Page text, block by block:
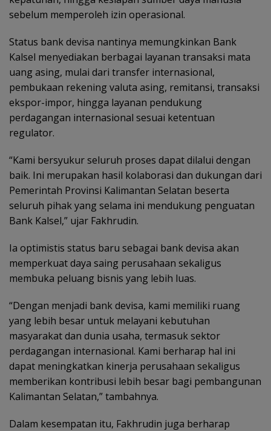
sebelum memperoleh izin operasional.
Status bank devisa nantinya memungkinkan Bank
Kalsel menyediakan berbagai layanan transaksi mata
uang asing, mulai dari transfer internasional,
pembukaan rekening valuta asing, remitansi, transaksi
ekspor-impor, hingga layanan pendukung
perdagangan internasional sesuai ketentuan
regulator.
“Kami bersyukur seluruh proses dapat dilalui dengan
baik. Ini merupakan hasil kolaborasi dan dukungan dari
Pemerintah Provinsi Kalimantan Selatan beserta
seluruh pihak yang selama ini mendukung penguatan
Bank Kalsel,” ujar Fakhrudin.
Ia optimistis status baru sebagai bank devisa akan
memperkuat daya saing perusahaan sekaligus
membuka peluang bisnis yang lebih luas.
“Dengan menjadi bank devisa, kami memiliki ruang
yang lebih besar untuk melayani kebutuhan
masyarakat dan dunia usaha, termasuk sektor
perdagangan internasional. Kami berharap hal ini
dapat meningkatkan kinerja perusahaan sekaligus
memberikan kontribusi lebih besar bagi pembangunan
Kalimantan Selatan,” tambahnya.
Dalam kesempatan itu, Fakhrudin juga berharap